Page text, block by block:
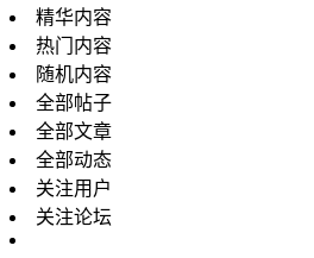
精华内容
热门内容
随机内容
全部帖子
全部文章
全部动态
关注用户
关注论坛